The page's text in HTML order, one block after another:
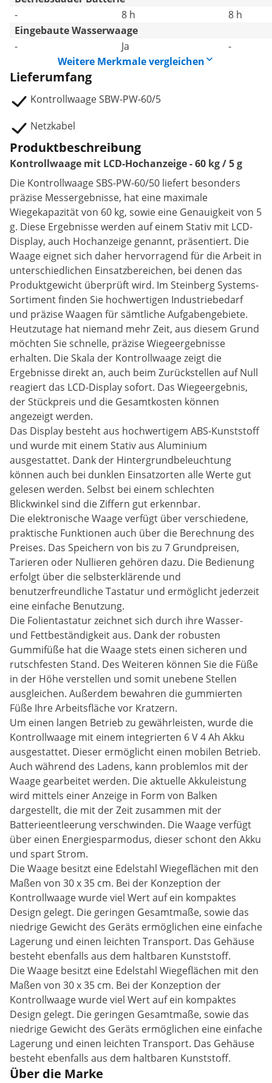
-
8 h
8 h
Eingebaute Wasserwaage
-
Ja
-
Weitere Merkmale vergleichen
Lieferumfang
Kontrollwaage SBW-PW-60/5
Netzkabel
Produktbeschreibung
Kontrollwaage mit LCD-Hochanzeige - 60 kg / 5 g
Die Kontrollwaage SBS-PW-60/50 liefert besonders
präzise Messergebnisse, hat eine maximale
Wiegekapazität von 60 kg, sowie eine Genauigkeit von 5
g. Diese Ergebnisse werden auf einem Stativ mit LCD-
Display, auch Hochanzeige genannt, präsentiert. Die
Waage eignet sich daher hervorragend für die Arbeit in
unterschiedlichen Einsatzbereichen, bei denen das
Produktgewicht überprüft wird. Im Steinberg Systems-
Sortiment finden Sie hochwertigen Industriebedarf
und präzise Waagen für sämtliche Aufgabengebiete.
Heutzutage hat niemand mehr Zeit, aus diesem Grund
möchten Sie schnelle, präzise Wiegeergebnisse
erhalten. Die Skala der Kontrollwaage zeigt die
Ergebnisse direkt an, auch beim Zurückstellen auf Null
reagiert das LCD-Display sofort. Das Wiegeergebnis,
der Stückpreis und die Gesamtkosten können
angezeigt werden.
Das Display besteht aus hochwertigem ABS-Kunststoff
und wurde mit einem Stativ aus Aluminium
ausgestattet. Dank der Hintergrundbeleuchtung
können auch bei dunklen Einsatzorten alle Werte gut
gelesen werden. Selbst bei einem schlechten
Blickwinkel sind die Ziffern gut erkennbar.
Die elektronische Waage verfügt über verschiedene,
praktische Funktionen auch über die Berechnung des
Preises. Das Speichern von bis zu 7 Grundpreisen,
Tarieren oder Nullieren gehören dazu. Die Bedienung
erfolgt über die selbsterklärende und
benutzerfreundliche Tastatur und ermöglicht jederzeit
eine einfache Benutzung.
Die Folientastatur zeichnet sich durch ihre Wasser-
und Fettbeständigkeit aus. Dank der robusten
Gummifüße hat die Waage stets einen sicheren und
rutschfesten Stand. Des Weiteren können Sie die Füße
in der Höhe verstellen und somit unebene Stellen
ausgleichen. Außerdem bewahren die gummierten
Füße Ihre Arbeitsfläche vor Kratzern.
Um einen langen Betrieb zu gewährleisten, wurde die
Kontrollwaage mit einem integrierten 6 V 4 Ah Akku
ausgestattet. Dieser ermöglicht einen mobilen Betrieb.
Auch während des Ladens, kann problemlos mit der
Waage gearbeitet werden. Die aktuelle Akkuleistung
wird mittels einer Anzeige in Form von Balken
dargestellt, die mit der Zeit zusammen mit der
Batterieentleerung verschwinden. Die Waage verfügt
über einen Energiesparmodus, dieser schont den Akku
und spart Strom.
Die Waage besitzt eine Edelstahl Wiegeflächen mit den
Maßen von 30 x 35 cm. Bei der Konzeption der
Kontrollwaage wurde viel Wert auf ein kompaktes
Design gelegt. Die geringen Gesamtmaße, sowie das
niedrige Gewicht des Geräts ermöglichen eine einfache
Lagerung und einen leichten Transport. Das Gehäuse
besteht ebenfalls aus dem haltbaren Kunststoff.
Die Waage besitzt eine Edelstahl Wiegeflächen mit den
Maßen von 30 x 35 cm. Bei der Konzeption der
Kontrollwaage wurde viel Wert auf ein kompaktes
Design gelegt. Die geringen Gesamtmaße, sowie das
niedrige Gewicht des Geräts ermöglichen eine einfache
Lagerung und einen leichten Transport. Das Gehäuse
besteht ebenfalls aus dem haltbaren Kunststoff.
Über die Marke